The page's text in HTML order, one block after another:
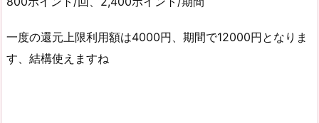
一度の還元上限利用額は4000円、期間で12000円となりま
す、結構使えますね